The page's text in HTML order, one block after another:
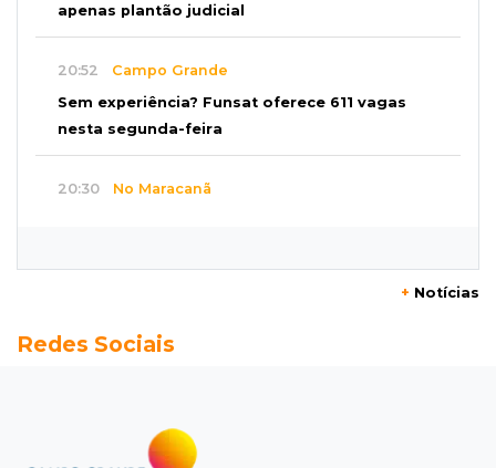
apenas plantão judicial
20:52 Campo Grande
Sem experiência? Funsat oferece 611 vagas
nesta segunda-feira
20:30 No Maracanã
Seleções em MS têm salários de até R$ 8,2 mil;
Jardim Itatiaia
Vigia é amarrado durante roubo de carro e
+ Notícias
Redes Sociais